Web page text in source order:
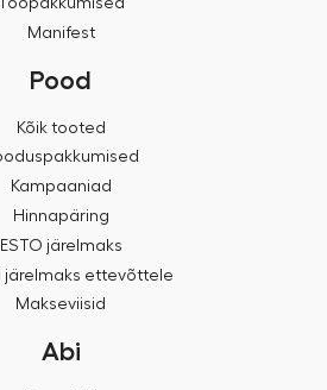
Tööpakkumised
Manifest
Pood
Kõik tooted
Kampaaniad
Hinnapäring
ESTO järelmaks
järelmaks ettevõttele
Makseviisid
Abi